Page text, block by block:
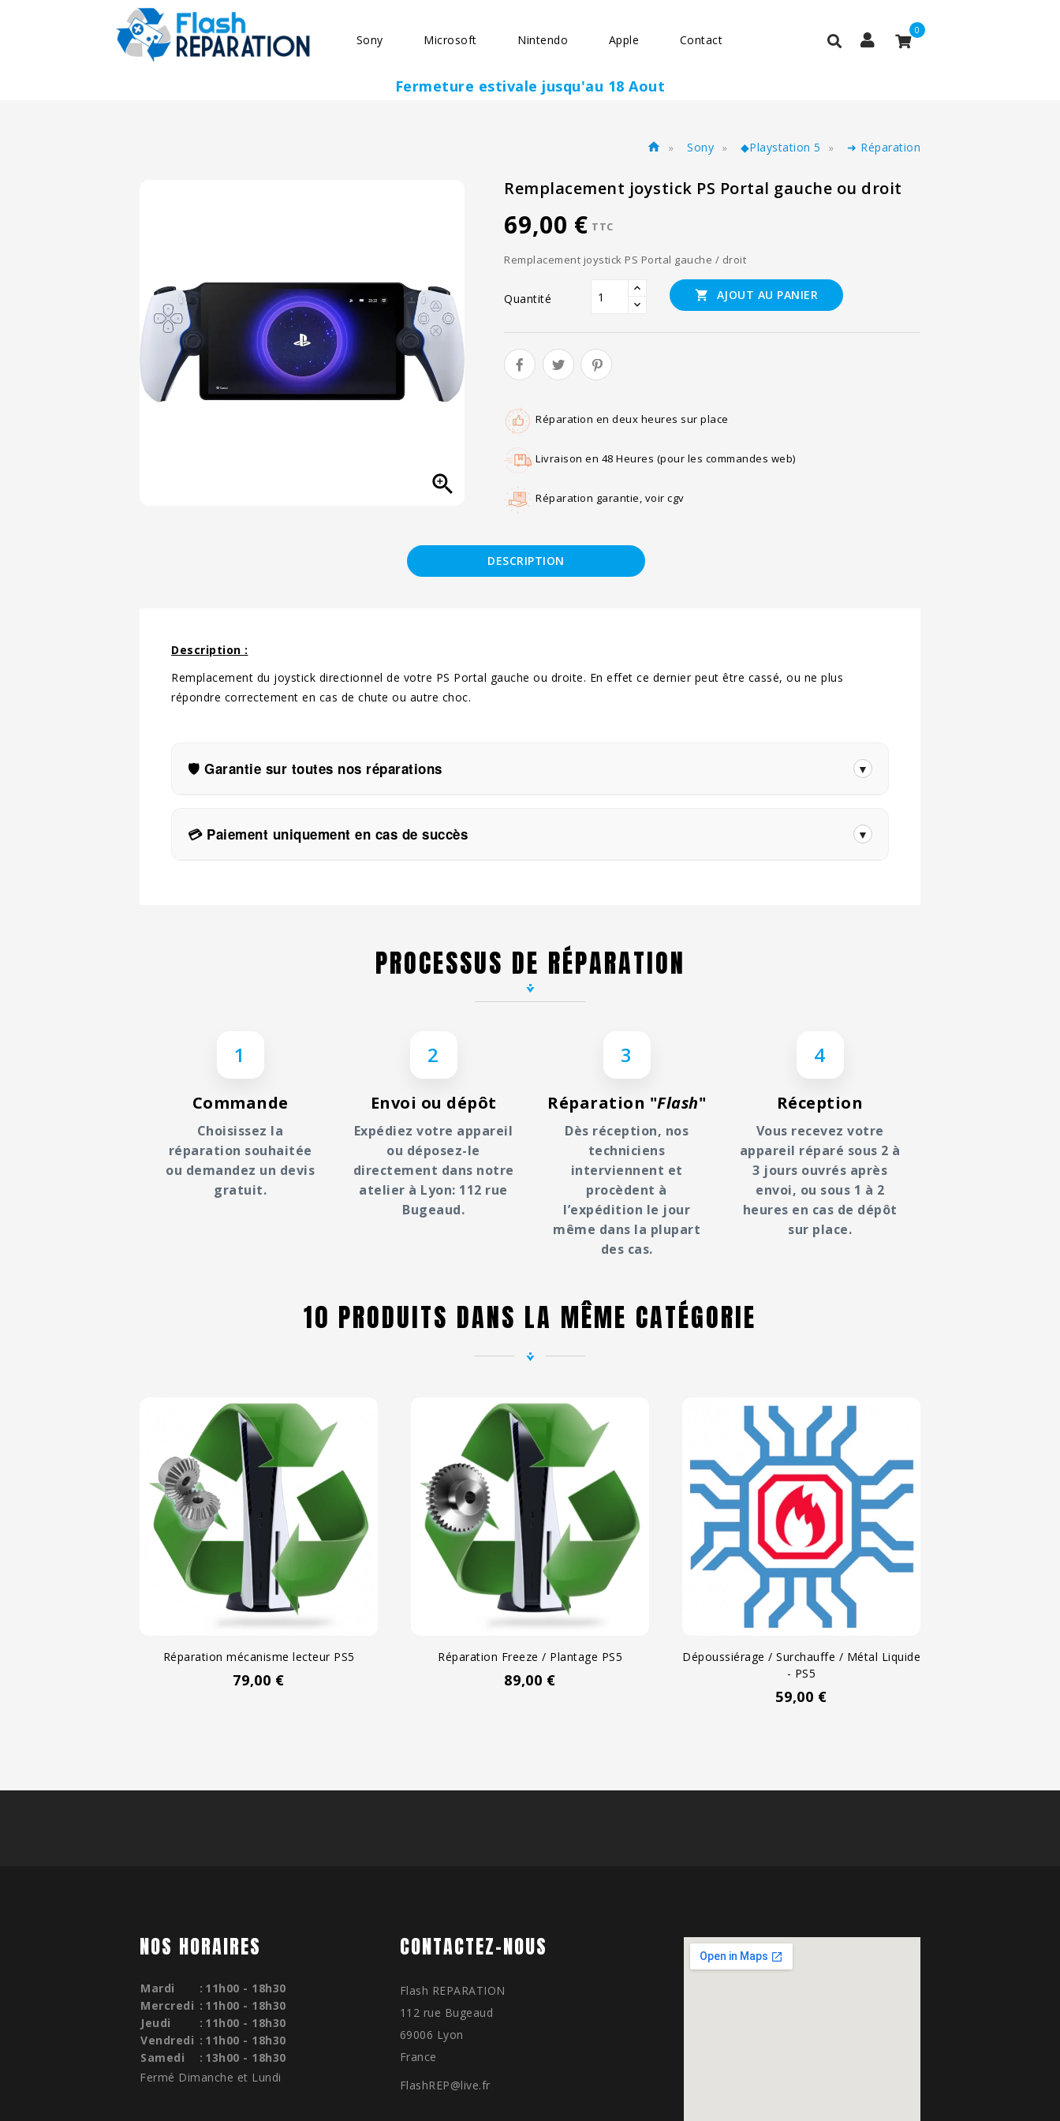
Sony Microsoft Nintendo Apple Contact
0
Fermeture estivale jusqu'au 18 Aout
home Sony ◆Playstation 5 ➜ Réparation

Remplacement joystick PS Portal gauche ou droit
69,00 € TTC
Remplacement joystick PS Portal gauche / droit
Quantité  AJOUT AU PANIER
Réparation en deux heures sur place
Livraison en 48 Heures (pour les commandes web)
Réparation garantie, voir cgv
DESCRIPTION
Description :
Remplacement du joystick directionnel de votre PS Portal gauche ou droite. En effet ce dernier peut être cassé, ou ne plus
répondre correctement en cas de chute ou autre choc.
🛡️ Garantie sur toutes nos réparations ▼
🛡️ Si la réparation échoue ou si la pièce posée présente un défaut, vous êtes entièrement protégé par notre garantie.
⚠️ Attention : la garantie ne couvre pas les cas de casse, d’oxydation, de perte ou de vol de l’appareil.
💳 Paiement uniquement en cas de succès ▼
PROCESSUS DE RÉPARATION
1
Commande
Choisissez la
réparation souhaitée
ou demandez un devis
gratuit.
2
Envoi ou dépôt
Expédiez votre appareil
ou déposez-le
directement dans notre
atelier à Lyon: 112 rue
Bugeaud.
3
Réparation "Flash"
Dès réception, nos
techniciens
interviennent et
procèdent à
l’expédition le jour
même dans la plupart
des cas.
4
Réception
Vous recevez votre
appareil réparé sous 2 à
3 jours ouvrés après
envoi, ou sous 1 à 2
heures en cas de dépôt
sur place.
10 PRODUITS DANS LA MÊME CATÉGORIE
Réparation mécanisme lecteur PS5
Prix
79,00 €
Réparation Freeze / Plantage PS5
Prix
89,00 €
Dépoussiérage / Surchauffe / Métal Liquide
- PS5
Prix
59,00 €
NOS HORAIRES
Mardi : 11h00 - 18h30
Mercredi : 11h00 - 18h30
Jeudi
: 11h00 - 18h30
Vendredi : 11h00 - 18h30
Samedi
: 13h00 - 18h30
Fermé Dimanche et Lundi
CONTACTEZ-NOUS
Flash REPARATION
112 rue Bugeaud
69006 Lyon
France
FlashREP@live.fr